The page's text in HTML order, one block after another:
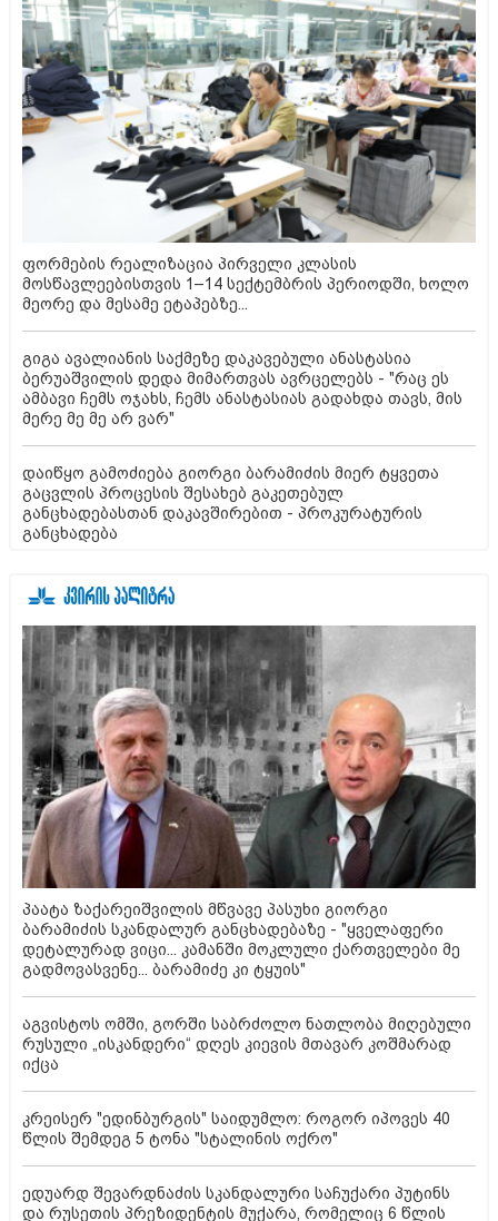
ფორმების რეალიზაცია პირველი კლასის
მოსწავლეებისთვის 1–14 სექტემბრის პერიოდში, ხოლო
მეორე და მესამე ეტაპებზე...
გიგა ავალიანის საქმეზე დაკავებული ანასტასია
ბერუაშვილის დედა მიმართვას ავრცელებს - "რაც ეს
ამბავი ჩემს ოჯახს, ჩემს ანასტასიას გადახდა თავს, მის
მერე მე მე არ ვარ"
დაიწყო გამოძიება გიორგი ბარამიძის მიერ ტყვეთა
გაცვლის პროცესის შესახებ გაკეთებულ
განცხადებასთან დაკავშირებით - პროკურატურის
განცხადება
პაატა ზაქარეიშვილის მწვავე პასუხი გიორგი
ბარამიძის სკანდალურ განცხადებაზე - "ყველაფერი
დეტალურად ვიცი... კამანში მოკლული ქართველები მე
გადმოვასვენე... ბარამიძე კი ტყუის"
აგვისტოს ომში, გორში საბრძოლო ნათლობა მიღებული
რუსული „ისკანდერი“ დღეს კიევის მთავარ კოშმარად
იქცა
კრეისერ "ედინბურგის" საიდუმლო: როგორ იპოვეს 40
წლის შემდეგ 5 ტონა "სტალინის ოქრო"
ედუარდ შევარდნაძის სკანდალური საჩუქარი პუტინს
და რუსეთის პრეზიდენტის მუქარა, რომელიც 6 წლის